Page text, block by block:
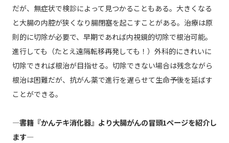
だが、無症状で検診によって見つかることもある。大きくなる
と大腸の内腔が狭くなり腸閉塞を起こすことがある。治療は原
則的に切除が必要で、早期であれば内視鏡的切除で根治可能。
進行しても（たとえ遠隔転移再発しても！）外科的にきれいに
切除できれば根治が目指せる。切除できない場合は残念ながら
根治は困難だが、抗がん薬で進行を遅らせて生命予後を延ばす
ことができる。
―書籍『かんテキ消化器』より大腸がんの冒頭1ページを紹介し
ます―